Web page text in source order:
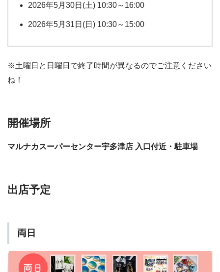
2026年5月30日(土) 10:30～16:00
2026年5月31日(日) 10:30～15:00
※土曜日と日曜日で終了時間が異なるのでご注意ください
ね！
開催場所
マルナカスーパーセンター宇多津店 入口付近・駐車場
出店予定
両日